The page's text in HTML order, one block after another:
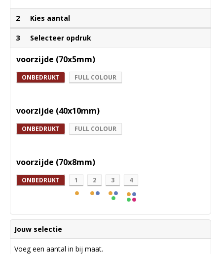
2 Kies aantal
3 Selecteer opdruk
voorzijde (70x5mm)
ONBEDRUKT FULL COLOUR
voorzijde (40x10mm)
ONBEDRUKT FULL COLOUR
voorzijde (70x8mm)
ONBEDRUKT 1 2 3 4
Jouw selectie
Voeg een aantal in bij maat.